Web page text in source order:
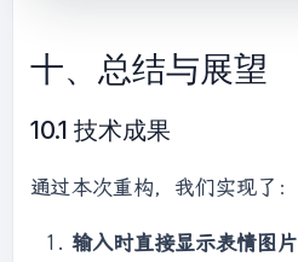
fallback';
this
    });
十、总结与展望
10.1 技术成果
通过本次重构，我们实现了：
输入时直接显示表情图片